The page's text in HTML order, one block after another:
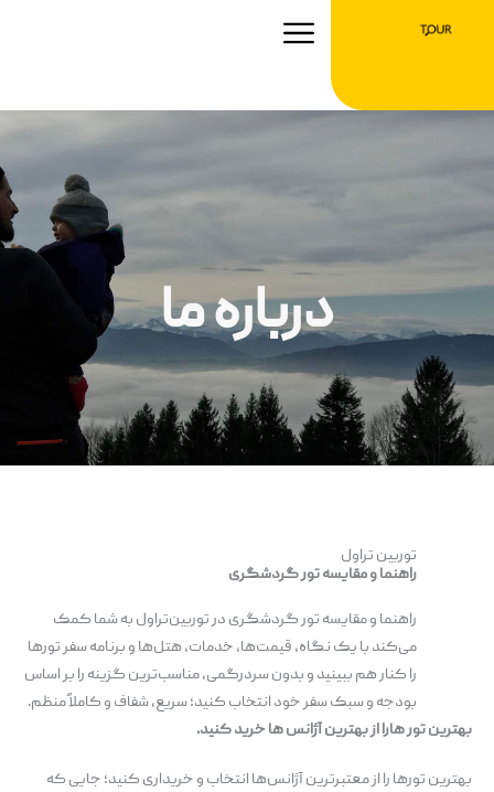
درباره ما
توربین تراول
راهنما و مقایسه تور گردشگری
راهنما و مقایسه تور گردشگری در توربین‌تراول به شما کمک
می‌کند با یک نگاه، قیمت‌ها، خدمات، هتل‌ها و برنامه سفر تورها
را کنار هم ببینید و بدون سردرگمی، مناسب‌ترین گزینه را بر اساس
بودجه و سبک سفر خود انتخاب کنید؛ سریع، شفاف و کاملاً منظم.
بهترین تور هارا از بهترین آژانس ها خرید کنید.
بهترین تورها را از معتبرترین آژانس‌ها انتخاب و خریداری کنید؛ جایی که